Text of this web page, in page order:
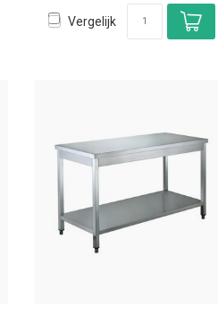
Vergelijk